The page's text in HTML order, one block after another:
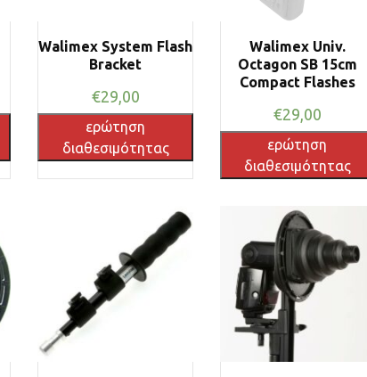
Walimex System Flash
Bracket
€29,00
ερώτηση
διαθεσιμότητας
Walimex Univ.
Octagon SB 15cm
Compact Flashes
€29,00
ερώτηση
διαθεσιμότητας